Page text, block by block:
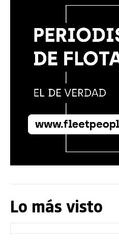
Lo más visto